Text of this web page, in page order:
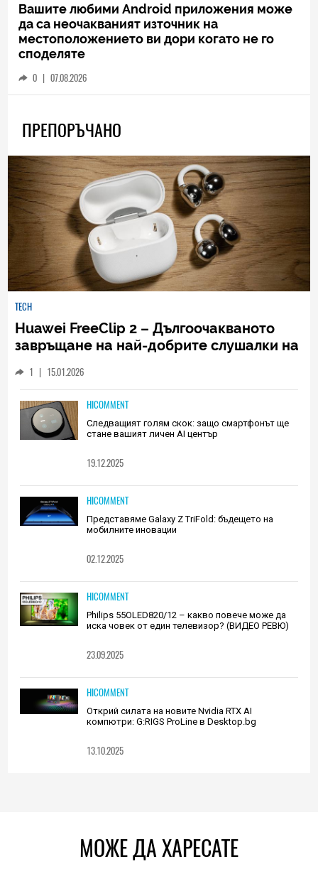
Вашите любими Android приложения може
да са неочакваният източник на
местоположението ви дори когато не го
споделяте
0 | 07.08.2026
ПРЕПОРЪЧАНО
TECH
Huawei FreeClip 2 – Дългоочакваното
завръщане на най-добрите слушалки на
1 | 15.01.2026
HICOMMENT
Следващият голям скок: защо смартфонът ще
стане вашият личен AI център
19.12.2025
HICOMMENT
Представяме Galaxy Z TriFold: бъдещето на
мобилните иновации
02.12.2025
HICOMMENT
Philips 55OLED820/12 – какво повече може да
иска човек от един телевизор? (ВИДЕО РЕВЮ)
23.09.2025
HICOMMENT
Открий силата на новите Nvidia RTX AI
компютри: G:RIGS ProLine в Desktop.bg
13.10.2025
МОЖЕ ДА ХАРЕСАТЕ